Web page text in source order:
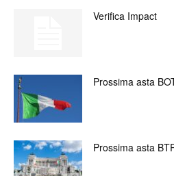
Verifica Impact
Prossima asta
Prossima asta